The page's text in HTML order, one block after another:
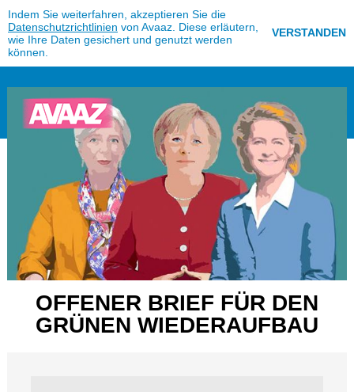
Indem Sie weiterfahren, akzeptieren Sie die
Datenschutzrichtlinien von Avaaz. Diese erläutern,
wie Ihre Daten gesichert und genutzt werden
können.
VERSTANDEN
OFFENER BRIEF FÜR DEN
GRÜNEN WIEDERAUFBAU